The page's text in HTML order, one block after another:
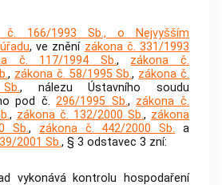
č. 166/1993 Sb., o Nejvyšším
, ve znění zákona č. 331/1993
č. 117/1994 Sb., zákona č.
, zákona č. 58/1995 Sb., zákona č.
, nálezu Ústavního soudu
pod č.296/1995 Sb., zákona č.
, zákona č. 132/2000 Sb., zákona
Sb., zákona č. 442/2000 Sb. a
2001 Sb., § 3 odstavec 3 zní:
vykonává kontrolu hospodaření